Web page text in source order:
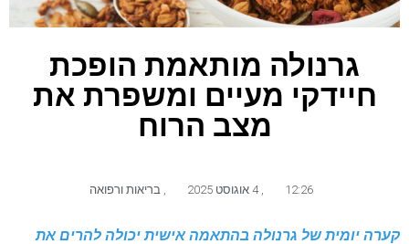
גרנולה מותאמת הופכת
חיידקי מעיים ומשפרת את
מצב הרוח
12:26 4 אוגוסט 2025 בריאות ורפואה
קערה יומית של גרנולה בהתאמה אישית יכולה להרים את